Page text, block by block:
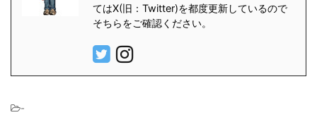
てはX(旧：Twitter)を都度更新しているので
そちらをご確認ください。
-